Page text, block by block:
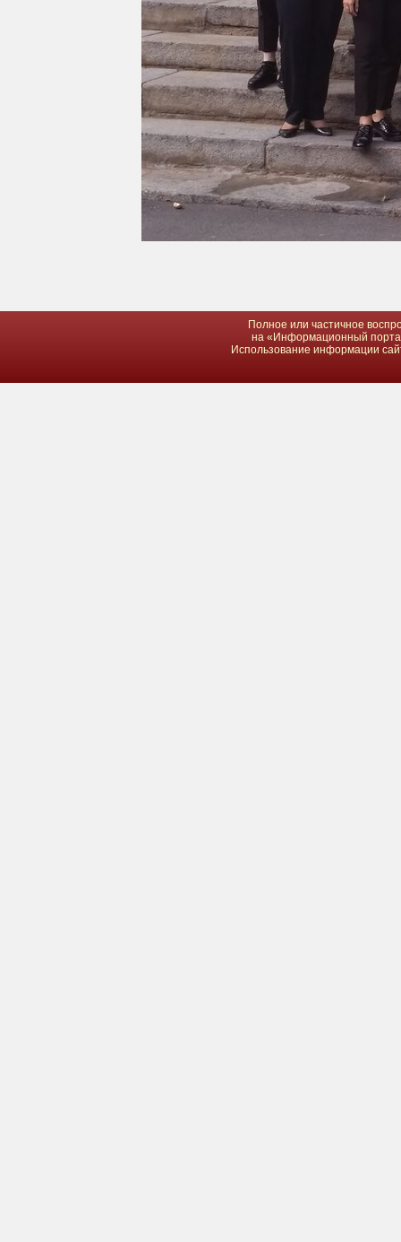
Полное или частичное
на «Информационный
Использование информации